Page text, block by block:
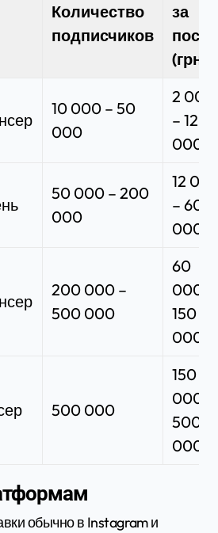
Количество
подписчиков
за
пост
(грн)
10 000 – 50
000
2 000
– 12
000
50 000 – 200
000
12
– 60
000
200 000 –
500 000
60
000 –
150
000
500 000
150
000 –
500
000+
обычно в Instagram и